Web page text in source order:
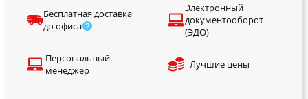
Бесплатная доставка
до офиса
Электронный
документооборот
(ЭДО)
Персональный
менеджер
Лучшие цены